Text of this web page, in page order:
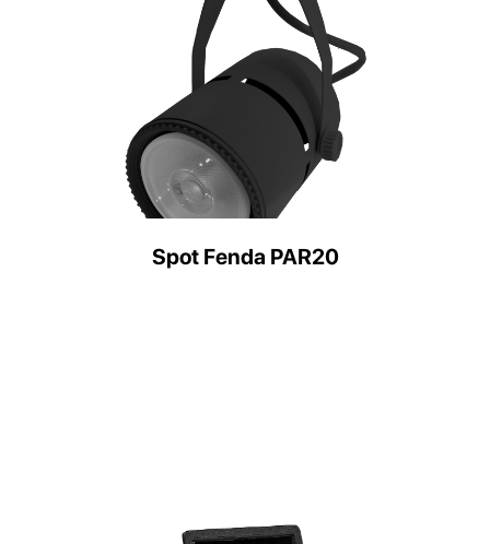
Spot Fenda PAR20